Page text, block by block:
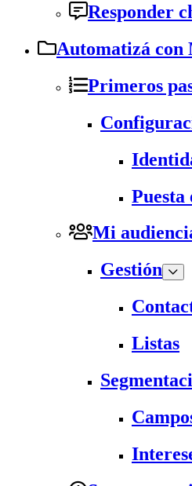
Responder
Automatizá con
Primeros
Puesta
Mi
Gestión
Listas